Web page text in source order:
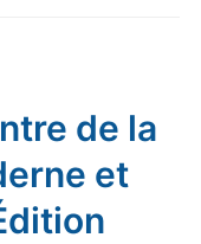
de la
et